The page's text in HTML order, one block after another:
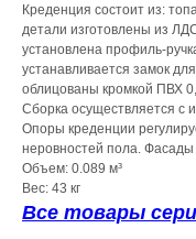
Креденция состоит из:
детали изготовлены из
установлена профиль-
устанавливается замок
облицованы кромкой ПВХ
Сборка осуществляется с
Опоры креденции
неровностей пола. Фасады
Объем: 0.089 м³
Вес: 43 кг
Все товары